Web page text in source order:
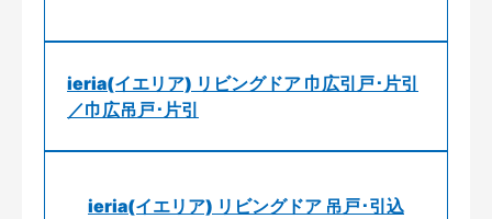
ieria(イエリア) リビングドア 巾広引戸･片引
／巾広吊戸･片引
ieria(イエリア) リビングドア 吊戸･引込